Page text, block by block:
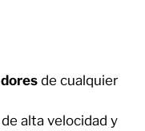
de cualquier
alta velocidad y